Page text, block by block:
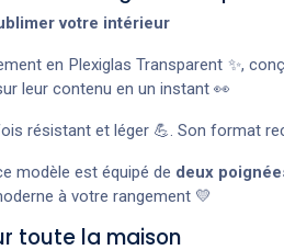
votre intérieur
en Plexiglas Transparent ✨,
leur contenu en un instant 👀
résistant et léger 💪. Son format
modèle est équipé de deux
à votre rangement 💛
toute la maison